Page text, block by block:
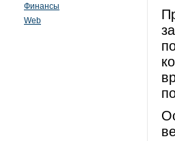
Финансы
Web